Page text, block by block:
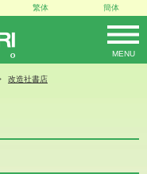
MENU
繁体 簡体
改造社書店